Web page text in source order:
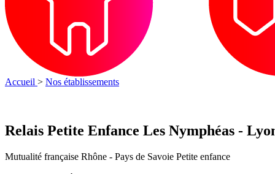
Accueil > Nos établissements
Relais Petite Enfance Les Nymphéas -
Mutualité française Rhône - Pays de Savoie Petite enfance